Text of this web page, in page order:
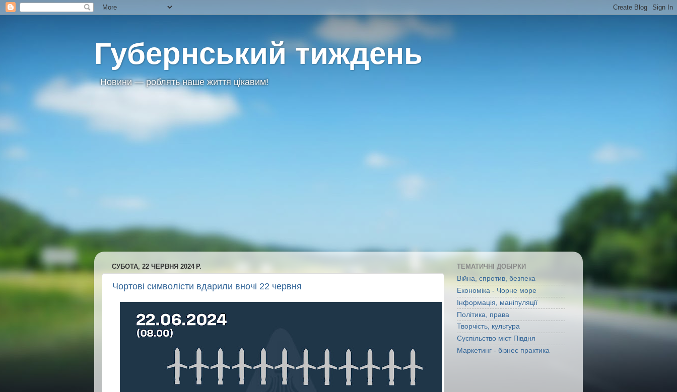
Губернський тиждень
Новини — роблять наше життя цікавим!
СУБОТА, 22 ЧЕРВНЯ 2024 Р.
Чортові символісти вдарили вночі 22 червня
ТЕМАТИЧНІ ДОБІРКИ
Війна, спротив, безпека
Економіка - Чорне море
Інформація, маніпуляції
Політика, права
Творчість, культура
Суспільство міст Півдня
Маркетинг - бізнес практика